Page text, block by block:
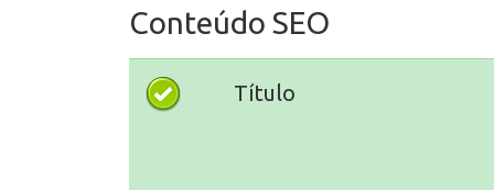
Conteúdo SEO
Título